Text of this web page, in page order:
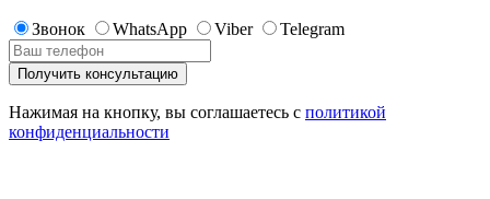
Звонок WhatsApp Viber Telegram
Нажимая на кнопку, вы соглашаетесь с политикой
конфиденциальности